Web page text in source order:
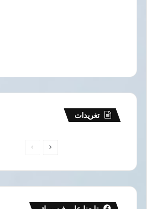
تغريدات
الصفحةالصفحة